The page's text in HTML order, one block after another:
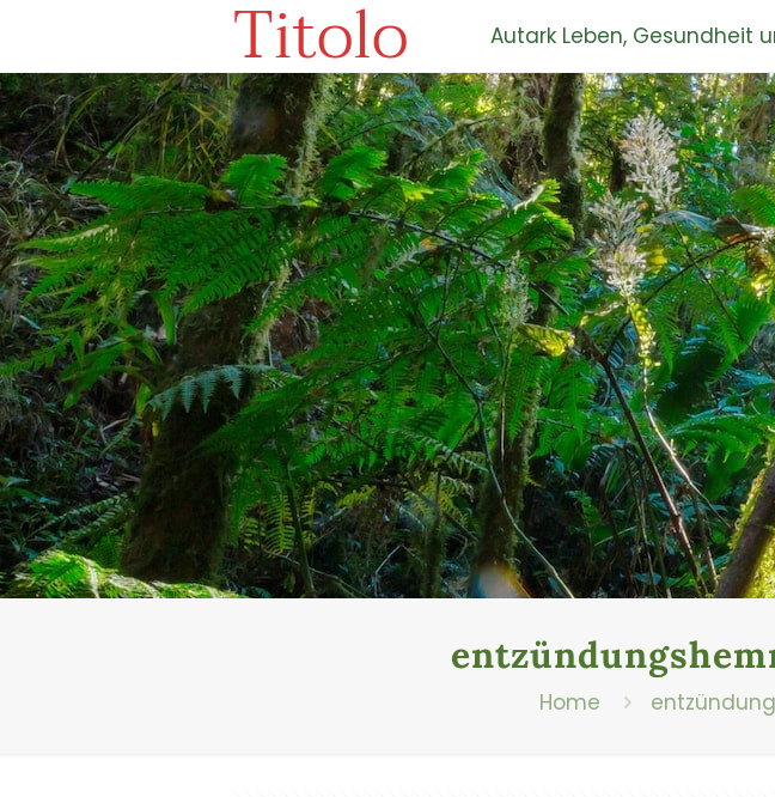
Titolo Autark Leben, Gesundheit
Home